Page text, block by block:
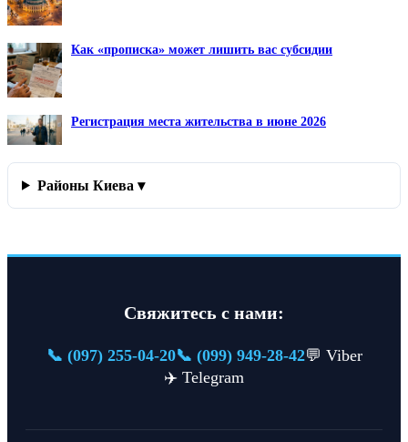
Как «прописка» может лишить вас субсидии
Регистрация места жительства в июне 2026
Районы Киева ▾
Свяжитесь с нами:
📞 (097) 255-04-20📞 (099) 949-28-42💬 Viber
✈️ Telegram